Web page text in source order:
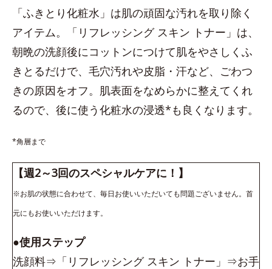
「ふきとり化粧水」は肌の頑固な汚れを取り除く
アイテム。「リフレッシング スキン トナー」は、
朝晩の洗顔後にコットンにつけて肌をやさしくふ
きとるだけで、毛穴汚れや皮脂・汗など、ごわつ
きの原因をオフ。肌表面をなめらかに整えてくれ
るので、後に使う化粧水の浸透*も良くなります。
*角層まで
【週2～3回のスペシャルケアに！】
※お肌の状態に合わせて、毎日お使いいただいても問題ございません。首
元にもお使いいただけます。
●使用ステップ
洗顔料⇒「リフレッシング スキン トナー」⇒お手